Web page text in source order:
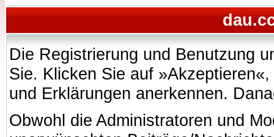
Die Registrierung und Benutzung
Sie. Klicken Sie auf
und Erklärungen anerkennen.
Obwohl die Administratoren und